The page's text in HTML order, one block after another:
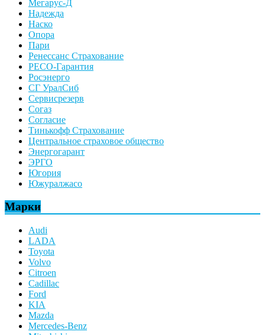
Мегарус-Д
Надежда
Наско
Опора
Пари
Ренессанс Страхование
РЕСО-Гарантия
Росэнерго
СГ УралСиб
Сервисрезерв
Согаз
Согласие
Тинькофф Страхование
Центральное страховое общество
Энергогарант
ЭРГО
Югория
Южуралжасо
Марки
Audi
LADA
Toyota
Volvo
Citroen
Cadillac
Ford
KIA
Mazda
Mercedes-Benz